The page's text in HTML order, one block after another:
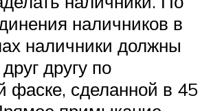
наличников в
наличники должны
другу по
фаске, сделанной в 45